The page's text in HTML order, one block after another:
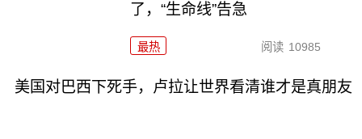
了，“生命线”告急
最热 阅读 10985
美国对巴西下死手，卢拉让世界看清谁才是真朋友